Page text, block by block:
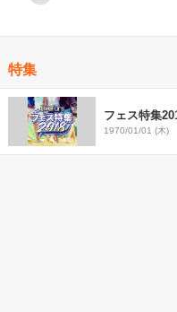
特集
フェス特集
1970/01/01 (木)